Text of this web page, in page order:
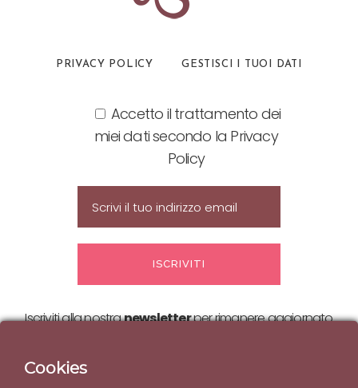
PRIVACY POLICY GESTISCI I TUOI DATI
Accetto il trattamento dei
miei dati secondo la Privacy
Policy
Iscriviti alla nostranewsletterper rimanere aggiornato
Cookies